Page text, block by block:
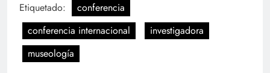
Etiquetado:
conferencia
conferencia internacional
investigadora
museología